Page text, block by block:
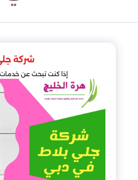
شركة
إذا كنت تبحث عن